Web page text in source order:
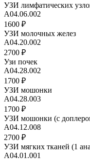
УЗИ лимфатических
А04.06.002
1600 ₽
УЗИ молочных желез
А04.20.002
2700 ₽
Узи почек
А04.28.002
1700 ₽
УЗИ мошонки
А04.28.003
1700 ₽
УЗИ мошонки (с
А04.12.008
2700 ₽
УЗИ мягких тканей (1
А04.01.001